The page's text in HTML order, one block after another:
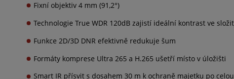
Fixní objektiv 4 mm (91,2°)
Technologie True WDR 120dB zajistí ideální kontrast ve
Funkce 2D/3D DNR efektivně redukuje šum
Formáty komprese Ultra 265 a H.265 ušetří místo v úložišti
Smart IR přísvit s dosahem 30 m k ochraně majetku po